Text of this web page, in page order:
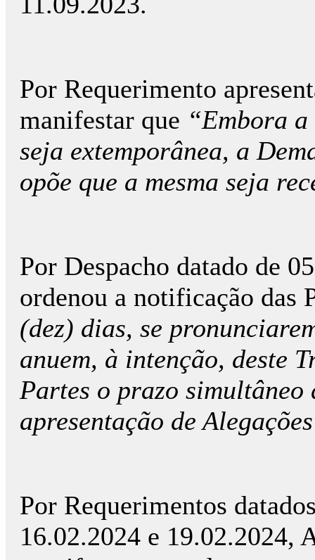
Por Requerimento
manifestar que “Embora
seja extemporânea, a
opõe que a mesma seja
Por Despacho datado de
ordenou a notificação das
(dez) dias, se
anuem, à intenção, deste
Partes o prazo
apresentação de
Por Requerimentos
16.02.2024 e 19.02.2024,